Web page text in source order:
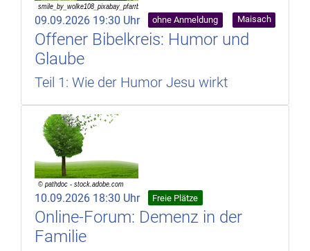
09.09.2026 19:30 Uhr ohne Anmeldung Maisach
Offener Bibelkreis: Humor und
Glaube
Teil 1: Wie der Humor Jesu wirkt
10.09.2026 18:30 Uhr Freie Plätze
Online-Forum: Demenz in der
Familie